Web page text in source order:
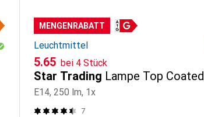
MENGENRABATT
Leuchtmittel
CHF
5.65 bei 4 Stück
Star Trading Lampe Top Coated
E14, 250 lm, 1x
7